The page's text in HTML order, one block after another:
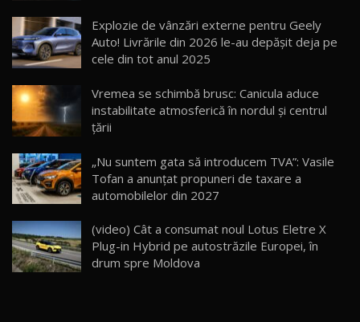
16
AutoBlogMD
13:10
17
30:08
Noul Geely EX5 EM-i care a cucerit Moldova
AutoBlog.MD
23:36
20
Noul ZEEKR 7X / Test Drive AutoBlog.MD
29:08
Explozie de vânzări externe pentru Geely
Auto! Livrările din 2026 le-au depășit deja pe
cele din tot anul 2025
Vremea se schimbă brusc: Canicula aduce
instabilitate atmosferică în nordul și centrul
țării
„Nu suntem gata să introducem TVA”: Vasile
Tofan a anunțat propuneri de taxare a
automobilelor din 2027
(video) Cât a consumat noul Lotus Eletre X
Plug-in Hybrid pe autostrăzile Europei, în
drum spre Moldova